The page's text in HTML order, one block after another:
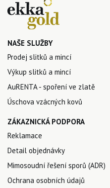
NAŠE SLUŽBY
Prodej slitků a mincí
Výkup slitků a mincí
AuRENTA - spoření ve zlatě
Úschova vzácných kovů
ZÁKAZNICKÁ PODPORA
Reklamace
Detail objednávky
Mimosoudní řešení sporů (ADR)
Ochrana osobních údajů